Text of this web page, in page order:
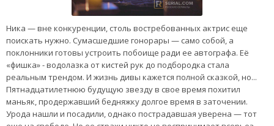
Ника — вне конкуренции, столь востребованных актрис еще
поискать нужно. Сумасшедшие гонорары — само собой, а
поклонники готовы устроить побоище ради ее автографа. Её
«фишка» - водолазка от кистей рук до подбородка стала
реальным трендом. И жизнь дивы кажется полной сказкой, но...
Пятнадцатилетнюю будущую звезду в свое время похитил
маньяк, продержавший бедняжку долгое время в заточении.
Урода нашли и посадили, однако пострадавшая уверена — тот